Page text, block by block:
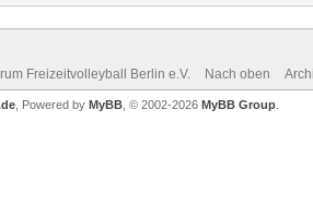
Freizeitvolleyball Berlin e.V. Nach oben
, Powered by MyBB , © 2002-2026 MyBB Group